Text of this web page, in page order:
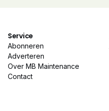
Service
Abonneren
Adverteren
Over MB Maintenance
Contact